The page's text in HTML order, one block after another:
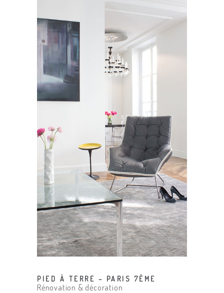
PIED À TERRE – PARIS 7ÈME
Rénovation & décoration